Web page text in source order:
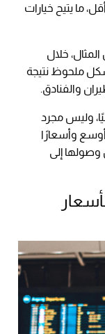
ما يتيح خيارات
خلال
ملحوظ نتيجة
والفنادق.
وليس مجرد
أوسع وأسعارًا
وصولها إلى